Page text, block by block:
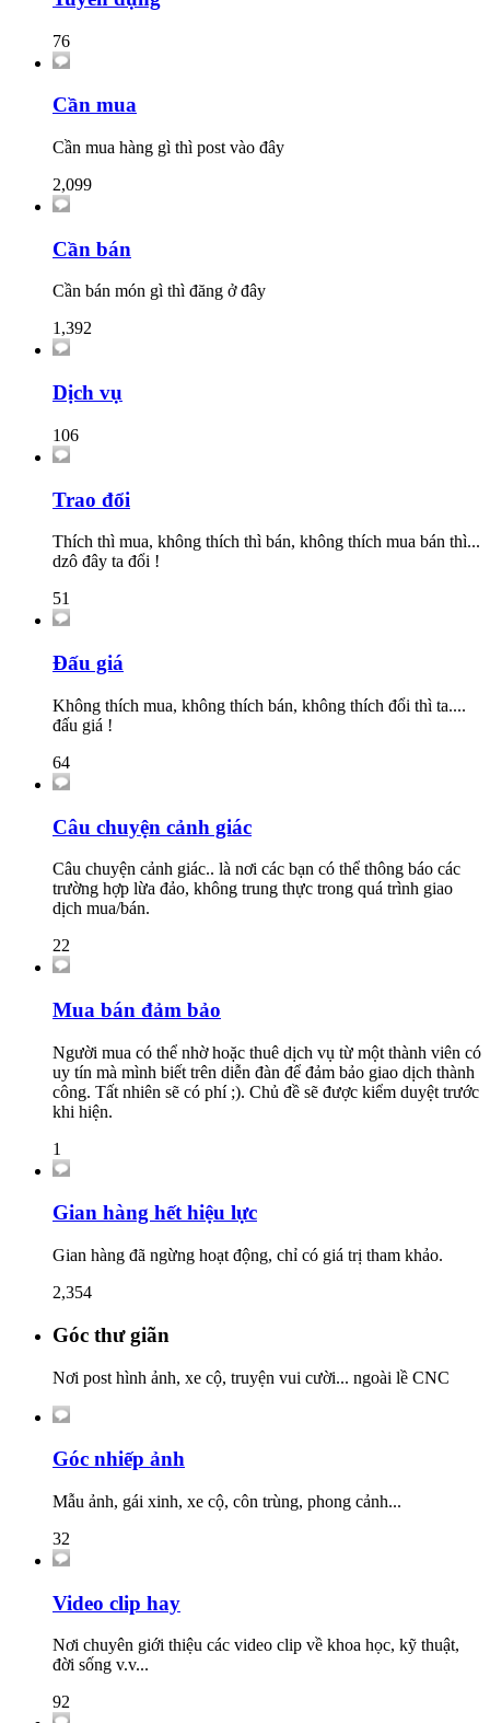
76
Cần mua
Cần mua hàng gì thì post vào đây
2,099
Cần bán
Cần bán món gì thì đăng ở đây
1,392
Dịch vụ
106
Trao đổi
Thích thì mua, không thích thì bán, không thích mua bán thì...
dzô đây ta đổi !
51
Đấu giá
Không thích mua, không thích bán, không thích đổi thì ta....
đấu giá !
64
Câu chuyện cảnh giác
Câu chuyện cảnh giác.. là nơi các bạn có thể thông báo các
trường hợp lừa đảo, không trung thực trong quá trình giao
dịch mua/bán.
22
Mua bán đảm bảo
Người mua có thể nhờ hoặc thuê dịch vụ từ một thành viên có
uy tín mà mình biết trên diễn đàn để đảm bảo giao dịch thành
công. Tất nhiên sẽ có phí ;). Chủ đề sẽ được kiểm duyệt trước
khi hiện.
1
Gian hàng hết hiệu lực
Gian hàng đã ngừng hoạt động, chỉ có giá trị tham khảo.
2,354
Góc thư giãn
Nơi post hình ảnh, xe cộ, truyện vui cười... ngoài lề CNC
Góc nhiếp ảnh
Mẫu ảnh, gái xinh, xe cộ, côn trùng, phong cảnh...
32
Video clip hay
Nơi chuyên giới thiệu các video clip về khoa học, kỹ thuật,
đời sống v.v...
92